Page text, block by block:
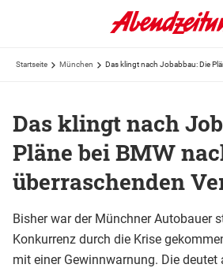
Startseite München
Das klingt nach
Pläne bei BMW
überraschenden
Bisher war der Münchner Autobauer
Konkurrenz durch die Krise
mit einer Gewinnwarnung. Die deutet